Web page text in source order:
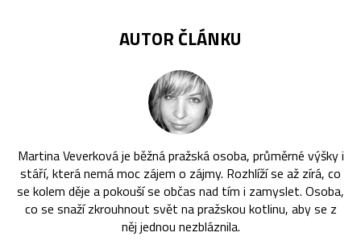
AUTOR ČLÁNKU
Martina Veverková je běžná pražská osoba, průměrné výšky i
stáří, která nemá moc zájem o zájmy. Rozhlíží se až zírá, co
se kolem děje a pokouší se občas nad tím i zamyslet. Osoba,
co se snaží zkrouhnout svět na pražskou kotlinu, aby se z
něj jednou nezbláznila.